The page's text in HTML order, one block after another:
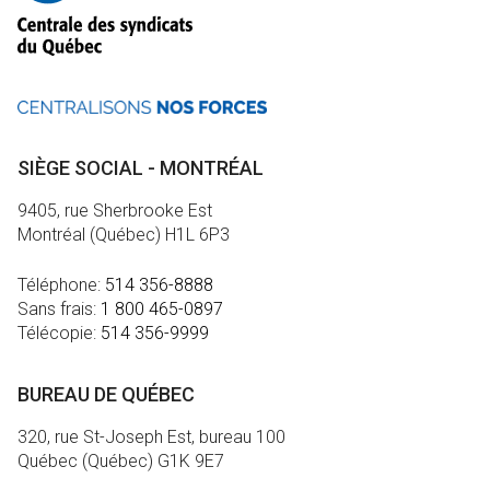
SIÈGE SOCIAL - MONTRÉAL
9405, rue Sherbrooke Est
Montréal (Québec) H1L 6P3
Téléphone: 514 356-8888
Sans frais: 1 800 465-0897
Télécopie: 514 356-9999
BUREAU DE QUÉBEC
320, rue St-Joseph Est, bureau 100
Québec (Québec) G1K 9E7